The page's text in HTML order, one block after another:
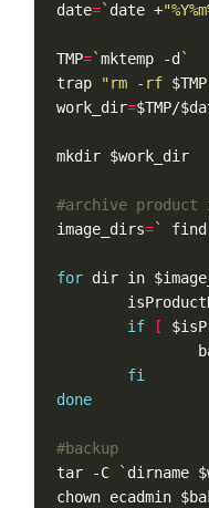
date=` date +
TMP=`mktemp -d `
trap
"rm -rf $TMP
work_dir=$TMP/
mkdir $work_dir
#archive product
image_dirs=` find
for dir in
if
[
fi
done
#backup
tar -C
` dirname
chown ecadmin